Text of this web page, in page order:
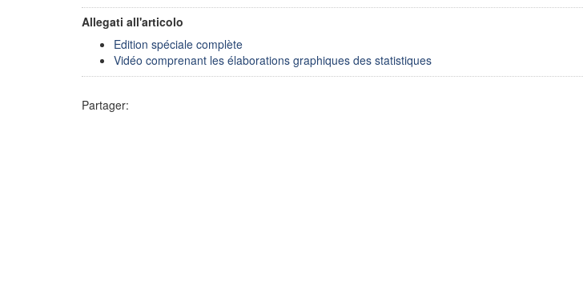
Allegati all'articolo
Edition spéciale complète
Vidéo comprenant les élaborations graphiques des statistiques
Partager: